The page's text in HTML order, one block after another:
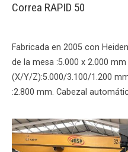
Correa RAPID 50
Fabricada en 2005 con
de la mesa :5.000 x 2.000
(X/Y/Z):5.000/3.100/1.200
:2.800 mm. Cabezal